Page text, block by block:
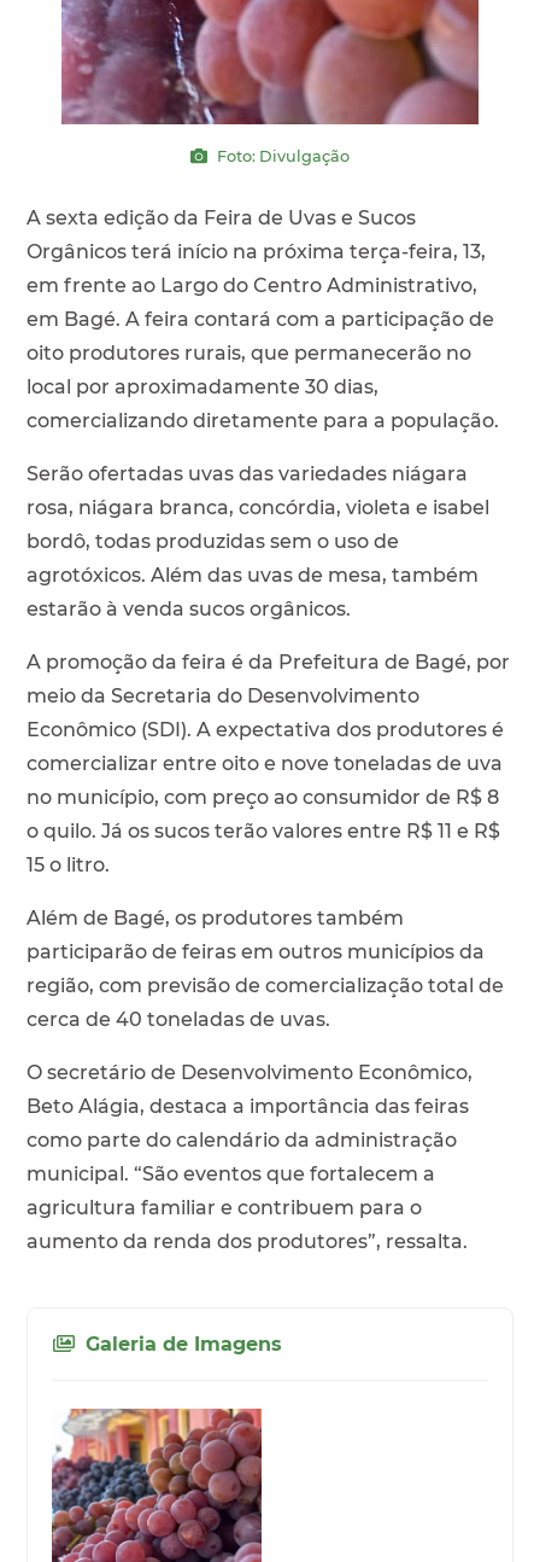
Foto: Divulgação
A sexta edição da Feira de Uvas e Sucos
Orgânicos terá início na próxima terça-feira, 13,
em frente ao Largo do Centro Administrativo,
em Bagé. A feira contará com a participação de
oito produtores rurais, que permanecerão no
local por aproximadamente 30 dias,
comercializando diretamente para a população.
Serão ofertadas uvas das variedades niágara
rosa, niágara branca, concórdia, violeta e isabel
bordô, todas produzidas sem o uso de
agrotóxicos. Além das uvas de mesa, também
estarão à venda sucos orgânicos.
A promoção da feira é da Prefeitura de Bagé, por
meio da Secretaria do Desenvolvimento
Econômico (SDI). A expectativa dos produtores é
comercializar entre oito e nove toneladas de uva
no município, com preço ao consumidor de R$ 8
o quilo. Já os sucos terão valores entre R$ 11 e R$
15 o litro.
Além de Bagé, os produtores também
participarão de feiras em outros municípios da
região, com previsão de comercialização total de
cerca de 40 toneladas de uvas.
O secretário de Desenvolvimento Econômico,
Beto Alágia, destaca a importância das feiras
como parte do calendário da administração
municipal. “São eventos que fortalecem a
agricultura familiar e contribuem para o
aumento da renda dos produtores”, ressalta.
Galeria de Imagens